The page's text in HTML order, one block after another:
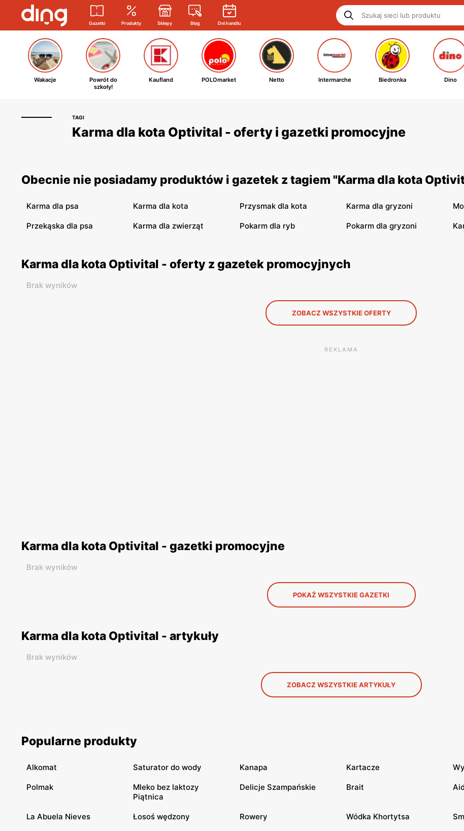
Gazetki Produkty Sklepy Blog Dni handlu
Wakacje
Powrót do
szkoły!
Kaufland POLOmarket Netto Intermarche Biedronka Dino
TAGI
Karma dla kota Optivital - oferty i gazetki promocyjne
Obecnie nie posiadamy produktów i gazetek z tagiem "Karma dla kota
Karma dla psa Karma dla kota Przysmak dla kota Karma dla gryzoni
Przekąska dla psa Karma dla zwierząt Pokarm dla ryb Pokarm dla gryzoni
Karma dla kota Optivital - oferty z gazetek promocyjnych
Brak wyników
ZOBACZ WSZYSTKIE OFERTY
REKLAMA
Karma dla kota Optivital - gazetki promocyjne
Brak wyników
POKAŻ WSZYSTKIE GAZETKI
Karma dla kota Optivital - artykuły
Brak wyników
ZOBACZ WSZYSTKIE ARTYKUŁY
Popularne produkty
Alkomat Saturator do wody Kanapa Kartacze
Polmak
Mleko bez laktozy
Piątnica
Delicje Szampańskie Brait
La Abuela Nieves Łosoś wędzony Rowery Wódka Khortytsa